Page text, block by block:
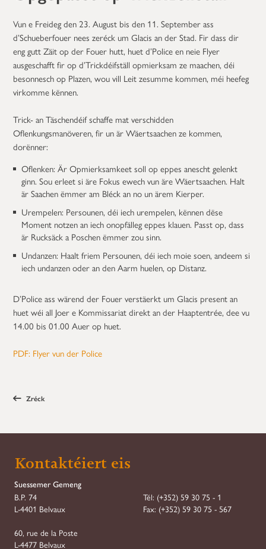
Vun e Freideg den 23. August bis den 11. September ass
d’Schueberfouer nees zeréck um Glacis an der Stad. Fir dass dir
eng gutt Zäit op der Fouer hutt, huet d’Police en neie Flyer
ausgeschafft fir op d’Trickdéifställ opmierksam ze maachen, déi
besonnesch op Plazen, wou vill Leit zesumme kommen, méi heefeg
virkomme kënnen.
Trick- an Täschendéif schaffe mat verschidden
Oflenkungsmanöveren, fir un är Wäertsaachen ze kommen,
dorënner:
Oflenken: Är Opmierksamkeet soll op eppes anescht gelenkt
ginn. Sou erleet si äre Fokus ewech vun äre Wäertsaachen. Halt
är Saachen ëmmer am Bléck an no un ärem Kierper.
Urempelen: Persounen, déi iech urempelen, kënnen dëse
Moment notzen an iech onopfälleg eppes klauen. Passt op, dass
är Rucksäck a Poschen ëmmer zou sinn.
Undanzen: Haalt friem Persounen, déi iech moie soen, andeem si
iech undanzen oder an den Aarm huelen, op Distanz.
D’Police ass wärend der Fouer verstäerkt um Glacis present an
huet wéi all Joer e Kommissariat direkt an der Haaptentrée, dee vu
14.00 bis 01.00 Auer op huet.
PDF: Flyer vun der Police
Zréck
Kontaktéiert eis
Suessemer Gemeng
B.P. 74
L-4401 Belvaux
60, rue de la Poste
L-4477 Belvaux
Tél: (+352) 59 30 75 - 1
Fax: (+352) 59 30 75 - 567